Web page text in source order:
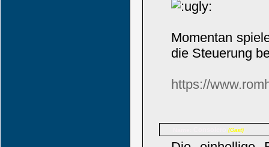
Momentan
die Steuerung
https://
(Gast)